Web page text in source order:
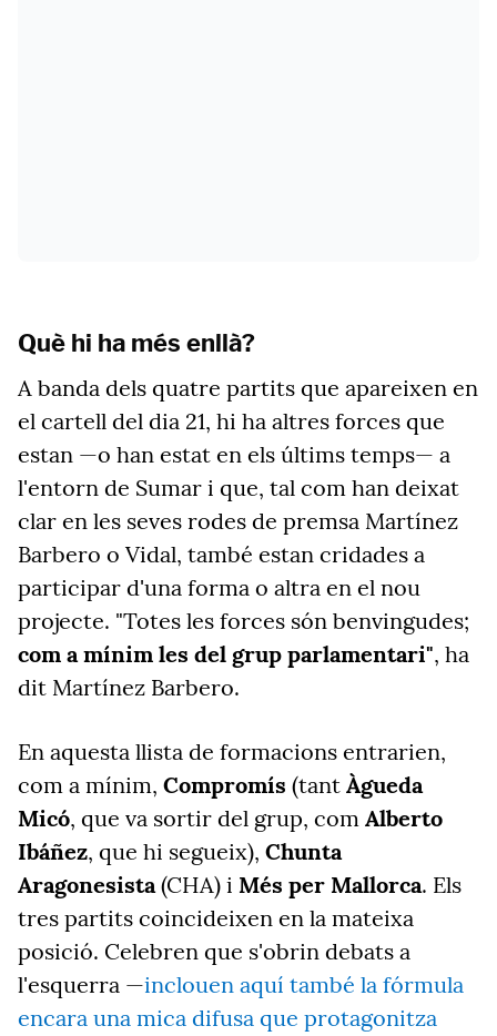
Què hi ha més enllà?
A banda dels quatre partits que apareixen en
el cartell del dia 21, hi ha altres forces que
estan —o han estat en els últims temps— a
l'entorn de Sumar i que, tal com han deixat
clar en les seves rodes de premsa Martínez
Barbero o Vidal, també estan cridades a
participar d'una forma o altra en el nou
projecte. "Totes les forces són benvingudes;
com a mínim les del grup parlamentari", ha
dit Martínez Barbero.
En aquesta llista de formacions entrarien,
com a mínim, Compromís (tant Àgueda
Micó, que va sortir del grup, com Alberto
Ibáñez, que hi segueix), Chunta
Aragonesista(CHA) i Més per Mallorca. Els
tres partits coincideixen en la mateixa
posició. Celebren que s'obrin debats a
l'esquerra —inclouen aquí també la fórmula
encara una mica difusa que protagonitza